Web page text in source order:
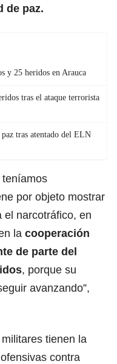
de paz.
y 25 heridos en Arauca
tras el ataque terrorista
tras atentado del ELN
teníamos
por objeto mostrar
el narcotráfico, en
la cooperación
de parte del
, porque su
avanzando”,
tienen la
contra